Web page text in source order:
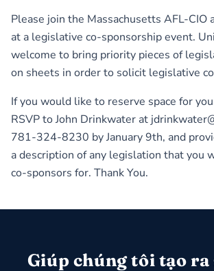
Please join the Massachusetts AFL-CIO
at a legislative co-sponsorship event.
welcome to bring priority pieces of
on sheets in order to solicit legislative
If you would like to reserve space for
RSVP to John Drinkwater at
781-324-8230 by January 9th, and
a description of any legislation that you
co-sponsors for. Thank You.
Giúp chúng tôi tạo ra